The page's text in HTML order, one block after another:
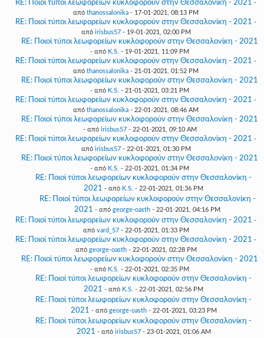
RE: Ποιοί τύποι λεωφορείων κυκλοφορούν στην Θεσσαλονίκη - 2021 -
από thanossalonika - 17-01-2021, 08:13 PM
RE: Ποιοί τύποι λεωφορείων κυκλοφορούν στην Θεσσαλονίκη - 2021 -
από irisbus57- 19-01-2021, 02:00 PM
RE: Ποιοί τύποι λεωφορείων κυκλοφορούν στην Θεσσαλονίκη - 2021
- από K.S. - 19-01-2021, 11:09 PM
RE: Ποιοί τύποι λεωφορείων κυκλοφορούν στην Θεσσαλονίκη - 2021 -
από thanossalonika - 21-01-2021, 01:52 PM
RE: Ποιοί τύποι λεωφορείων κυκλοφορούν στην Θεσσαλονίκη - 2021
- από K.S. - 21-01-2021, 03:21 PM
RE: Ποιοί τύποι λεωφορείων κυκλοφορούν στην Θεσσαλονίκη - 2021 -
από thanossalonika - 22-01-2021, 08:46 AM
RE: Ποιοί τύποι λεωφορείων κυκλοφορούν στην Θεσσαλονίκη - 2021
- από irisbus57- 22-01-2021, 09:10 AM
RE: Ποιοί τύποι λεωφορείων κυκλοφορούν στην Θεσσαλονίκη - 2021 -
από irisbus57- 22-01-2021, 01:30 PM
RE: Ποιοί τύποι λεωφορείων κυκλοφορούν στην Θεσσαλονίκη - 2021
- από K.S. - 22-01-2021, 01:34 PM
RE: Ποιοί τύποι λεωφορείων κυκλοφορούν στην Θεσσαλονίκη -
2021 - από K.S. - 22-01-2021, 01:36 PM
RE: Ποιοί τύποι λεωφορείων κυκλοφορούν στην Θεσσαλονίκη -
2021 - από george-oasth - 22-01-2021, 04:16 PM
RE: Ποιοί τύποι λεωφορείων κυκλοφορούν στην Θεσσαλονίκη - 2021 -
από vard_57- 22-01-2021, 01:33 PM
RE: Ποιοί τύποι λεωφορείων κυκλοφορούν στην Θεσσαλονίκη - 2021 -
από george-oasth- 22-01-2021, 02:28 PM
RE: Ποιοί τύποι λεωφορείων κυκλοφορούν στην Θεσσαλονίκη - 2021
- από K.S. - 22-01-2021, 02:35 PM
RE: Ποιοί τύποι λεωφορείων κυκλοφορούν στην Θεσσαλονίκη -
2021 - από K.S. - 22-01-2021, 02:56 PM
RE: Ποιοί τύποι λεωφορείων κυκλοφορούν στην Θεσσαλονίκη -
2021 - από george-oasth- 22-01-2021, 03:23 PM
RE: Ποιοί τύποι λεωφορείων κυκλοφορούν στην Θεσσαλονίκη -
2021 - από irisbus57- 23-01-2021, 01:06 AM